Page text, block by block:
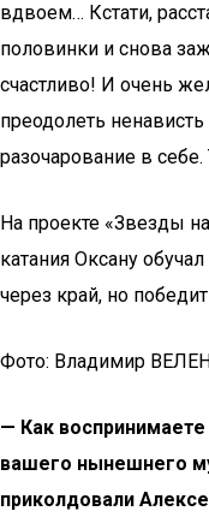
вдвоем… Кстати,
половинки и снова
счастливо! И очень
преодолеть
разочарование в
На проекте «Звезды
катания Оксану
через край, но
Фото: Владимир
— Как
вашего нынешнего
приколдовали